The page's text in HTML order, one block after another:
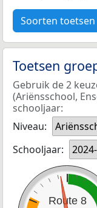
Soorten toetsen
Toetsen
Gebruik de 2
(Ariënsschool,
schooljaar:
Niveau:
Schooljaar:
Route 8